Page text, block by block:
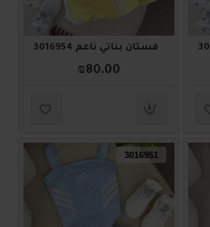
فستان بناتي ناعم 3016954
₪80.00
3016951